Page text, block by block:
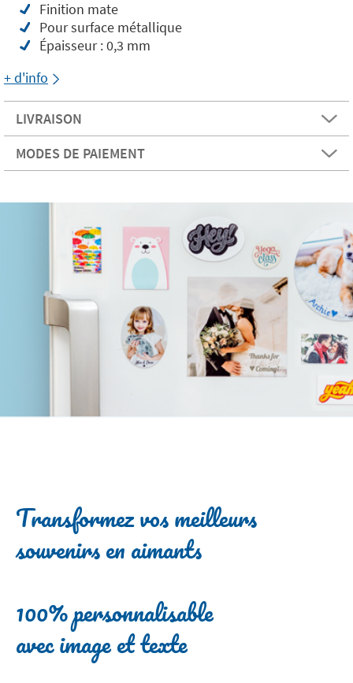
Finition mate
Pour surface métallique
Épaisseur : 0,3 mm
+ d'info
LIVRAISON
MODES DE PAIEMENT
Transformez vos meilleurs
souvenirs en aimants
100% personnalisable
avec image et texte